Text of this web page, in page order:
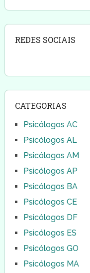
REDES SOCIAIS
CATEGORIAS
Psicólogos AC
Psicólogos AL
Psicólogos AM
Psicólogos AP
Psicólogos BA
Psicólogos CE
Psicólogos DF
Psicólogos ES
Psicólogos GO
Psicólogos MA